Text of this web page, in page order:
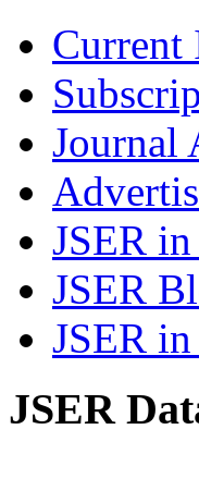
Current
Journal
JSER in
JSER
JSER
JSER